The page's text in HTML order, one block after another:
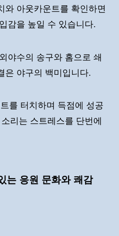
와 아웃카운트를 확인하면
감을 높일 수 있습니다.
야수의 송구와 홈으로 쇄
은 야구의 백미입니다.
를 터치하며 득점에 성공
리는 스트레스를 단번에
는 응원 문화와 쾌감